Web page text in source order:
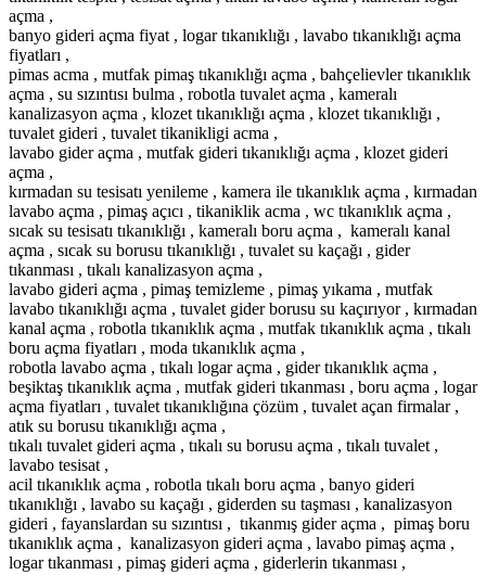
açma ,
banyo gideri açma fiyat , logar tıkanıklığı , lavabo tıkanıklığı açma
fiyatları ,
pimas acma , mutfak pimaş tıkanıklığı açma , bahçelievler tıkanıklık
açma , su sızıntısı bulma , robotla tuvalet açma , kameralı
kanalizasyon açma , klozet tıkanıklığı açma , klozet tıkanıklığı ,
tuvalet gideri , tuvalet tikanikligi acma ,
lavabo gider açma , mutfak gideri tıkanıklığı açma , klozet gideri
açma ,
kırmadan su tesisatı yenileme , kamera ile tıkanıklık açma , kırmadan
lavabo açma , pimaş açıcı , tikaniklik acma , wc tıkanıklık açma ,
sıcak su tesisatı tıkanıklığı , kameralı boru açma , kameralı kanal
açma , sıcak su borusu tıkanıklığı , tuvalet su kaçağı , gider
tıkanması , tıkalı kanalizasyon açma ,
lavabo gideri açma , pimaş temizleme , pimaş yıkama , mutfak
lavabo tıkanıklığı açma , tuvalet gider borusu su kaçırıyor , kırmadan
kanal açma , robotla tıkanıklık açma , mutfak tıkanıklık açma , tıkalı
boru açma fiyatları , moda tıkanıklık açma ,
robotla lavabo açma , tıkalı logar açma , gider tıkanıklık açma ,
beşiktaş tıkanıklık açma , mutfak gideri tıkanması , boru açma , logar
açma fiyatları , tuvalet tıkanıklığına çözüm , tuvalet açan firmalar ,
atık su borusu tıkanıklığı açma ,
tıkalı tuvalet gideri açma , tıkalı su borusu açma , tıkalı tuvalet ,
lavabo tesisat ,
acil tıkanıklık açma , robotla tıkalı boru açma , banyo gideri
tıkanıklığı , lavabo su kaçağı , giderden su taşması , kanalizasyon
gideri , fayanslardan su sızıntısı , tıkanmış gider açma , pimaş boru
tıkanıklık açma , kanalizasyon gideri açma , lavabo pimaş açma ,
logar tıkanması , pimaş gideri açma , giderlerin tıkanması ,